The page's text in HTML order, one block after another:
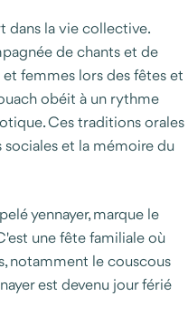
dans la vie collective.
de chants et de
femmes lors des fêtes et
obéit à un rythme
Ces traditions orales
et la mémoire du
yennayer, marque le
une fête familiale où
notamment le couscous
est devenu jour férié